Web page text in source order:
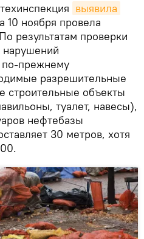
выявила
10 ноября провела
результатам проверки
нарушений
по-прежнему
разрешительные
строительные объекты
туалет, навесы),
нефтебазы
30 метров, хотя